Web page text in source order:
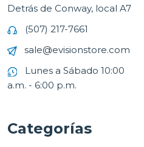
Detrás de Conway, local A7
(507) 217-7661
sale@evisionstore.com
Lunes a Sábado 10:00
a.m. - 6:00 p.m.
Categorías